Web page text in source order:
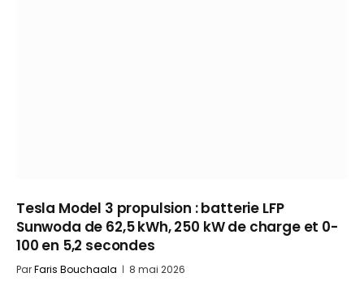
Tesla Model 3 propulsion : batterie LFP
Sunwoda de 62,5 kWh, 250 kW de charge et 0-
100 en 5,2 secondes
ParFaris Bouchaala 8 mai 2026